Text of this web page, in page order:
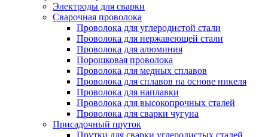
Электроды для сварки
Сварочная проволока
Проволока для углеродистой стали
Проволока для нержавеющей стали
Проволока для алюминия
Порошковая проволока
Проволока для медных сплавов
Проволока для сплавов на основе никеля
Проволока для наплавки
Проволока для высокопрочных сталей
Проволока для сварки чугуна
Присадочный пруток
Прутки для сварки углеродистых сталей